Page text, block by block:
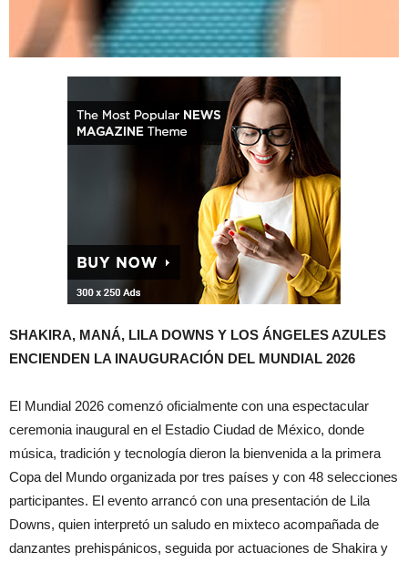
SHAKIRA, MANÁ, LILA DOWNS Y LOS ÁNGELES AZULES
ENCIENDEN LA INAUGURACIÓN DEL MUNDIAL 2026
El Mundial 2026 comenzó oficialmente con una espectacular
ceremonia inaugural en el Estadio Ciudad de México, donde
música, tradición y tecnología dieron la bienvenida a la primera
Copa del Mundo organizada por tres países y con 48 selecciones
participantes. El evento arrancó con una presentación de Lila
Downs, quien interpretó un saludo en mixteco acompañada de
danzantes prehispánicos, seguida por actuaciones de Shakira y